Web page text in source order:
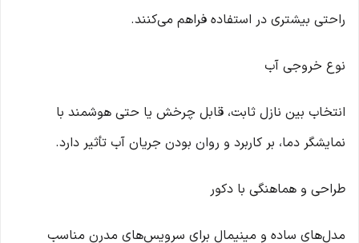
راحتی بیشتری در استفاده فراهم می‌کنند.
نوع خروجی آب
انتخاب بین نازل ثابت، قابل چرخش یا حتی هوشمند با
نمایشگر دما، بر کاربرد و روان بودن جریان آب تأثیر دارد.
طراحی و هماهنگی با دکور
مدل‌های ساده و مینیمال برای سرویس‌های مدرن مناسب